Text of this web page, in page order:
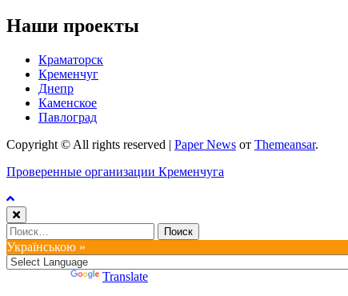
Наши проекты
Краматорск
Кременчуг
Днепр
Каменское
Павлоград
Copyright © All rights reserved | Paper News от Themeansar.
Проверенные организации Кременчуга
Найти:
Українською »
Translate